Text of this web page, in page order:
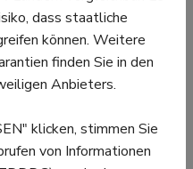
Besonders viele
also aus, um den
Doch Achtung: Vor allem
nie ungeschützt der Sonne
D zusätzlich
dass staatliche
können. Weitere
finden Sie in den
Anbieters.
klicken, stimmen Sie
von Informationen